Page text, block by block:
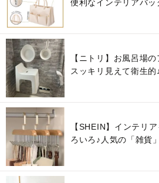
便利なインテリアバッ
【ニトリ】お風呂場
スッキリ見えて衛生的
【SHEIN】インテリ
ろいろ♪人気の「雑貨